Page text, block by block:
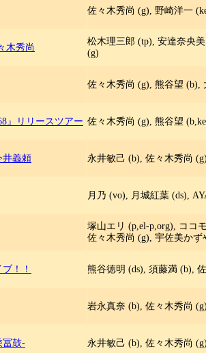
佐々木秀尚 (g), 野崎洋一
木秀尚
松木理三郎 (tp), 安達奈央
(g)
佐々木秀尚 (g), 熊谷望 (b),
』リリースツアー 佐々木秀尚 (g), 熊谷望
井義頼 永井敏己 (b), 佐々木秀尚
月乃 (vo), 月城紅葉 (ds),
塚山エリ (p,el-p,org), ココ
佐々木秀尚 (g), 宇佐美かず
！！ 熊谷徳明 (ds), 須藤満 (b),
岩永真奈 (b), 佐々木秀尚
冨鼓- 永井敏己 (b), 佐々木秀尚